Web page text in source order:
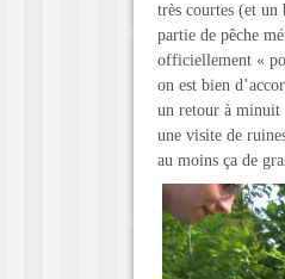
très courtes (et
partie de pêche
officiellement «
on est bien
un retour à minuit
une visite de
au moins ça de